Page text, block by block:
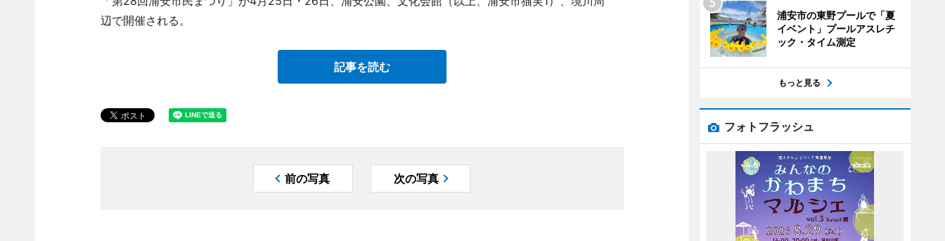
辺で開催される。
記事を読む
前の写真 次の写真
浦安市の東野プールで「夏
イベント」プールアスレチ
ック・タイム測定
もっと見る
フォトフラッシュ